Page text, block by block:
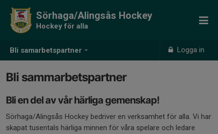
Bli samarbetspartner Logga in
Sörhaga/Alingsås Hockey
Hockey för alla
Bli sammarbetspartner
Bli en del av vår härliga gemenskap!
Sörhaga/Alingsås Hockey bedriver en verksamhet för alla. Vi har
skapat tusentals härliga minnen för våra spelare och ledare